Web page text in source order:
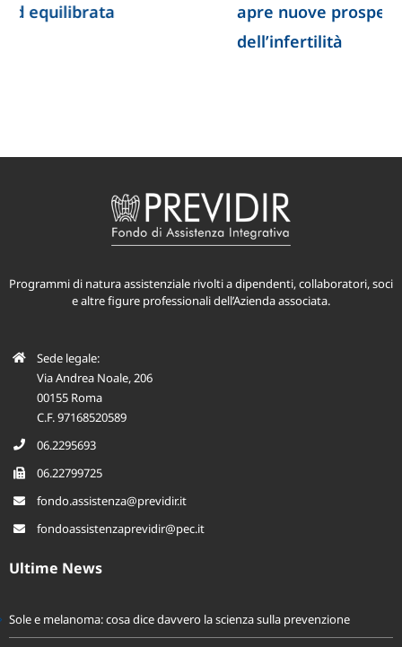
apre nuove prospettive per lo studio
Programmi di natura assistenziale rivolti a dipendenti, collaboratori, soci
Sede legale:
Via Andrea Noale, 206
00155 Roma
Sole e melanoma: cosa dice davvero la scienza sulla prevenzione